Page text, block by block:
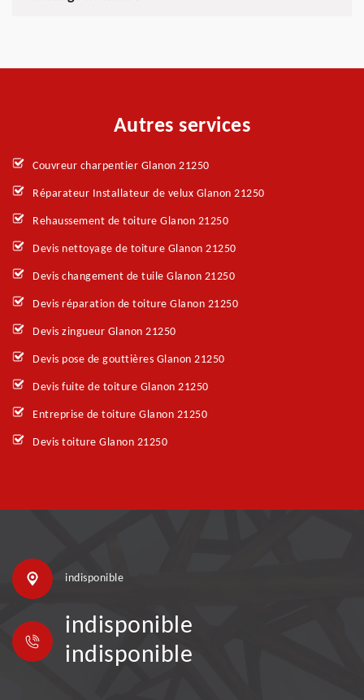
Autres services
Couvreur charpentier Glanon 21250
Réparateur Installateur de velux Glanon 21250
Rehaussement de toiture Glanon 21250
Devis nettoyage de toiture Glanon 21250
Devis changement de tuile Glanon 21250
Devis réparation de toiture Glanon 21250
Devis zingueur Glanon 21250
Devis pose de gouttières Glanon 21250
Devis fuite de toiture Glanon 21250
Entreprise de toiture Glanon 21250
Devis toiture Glanon 21250
indisponible
indisponible
indisponible